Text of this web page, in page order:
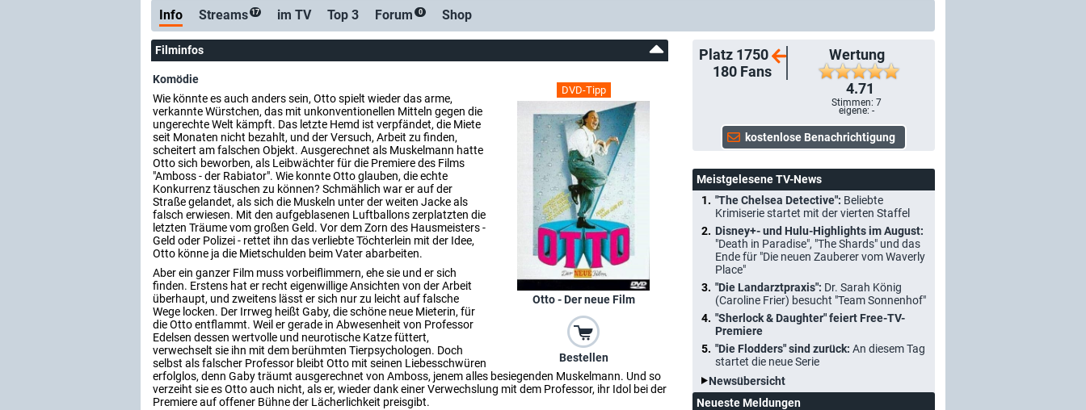
Info Streams 17 im TV Top 3 Forum 0 Shop
Platz 1750
180 Fans
Wertung
4.71
Stimmen:7
eigene: -
Filminfos
DVD-Tipp
Otto - Der neue Film
Bestellen
Komödie
Wie könnte es auch anders sein, Otto spielt wieder das arme,
verkannte Würstchen, das mit unkonventionellen Mitteln gegen die
ungerechte Welt kämpft. Das letzte Hemd ist verpfändet, die Miete
seit Monaten nicht bezahlt, und der Versuch, Arbeit zu finden,
scheitert am falschen Objekt. Ausgerechnet als Muskelmann hatte
Otto sich beworben, als Leibwächter für die Premiere des Films
"Amboss - der Rabiator". Wie konnte Otto glauben, die echte
Konkurrenz täuschen zu können? Schmählich war er auf der
Straße gelandet, als sich die Muskeln unter der weiten Jacke als
falsch erwiesen. Mit den aufgeblasenen Luftballons zerplatzten die
letzten Träume vom großen Geld. Vor dem Zorn des Hausmeisters -
Geld oder Polizei - rettet ihn das verliebte Töchterlein mit der Idee,
Otto könne ja die Mietschulden beim Vater abarbeiten.
Aber ein ganzer Film muss vorbeiflimmern, ehe sie und er sich
finden. Erstens hat er recht eigenwillige Ansichten von der Arbeit
überhaupt, und zweitens lässt er sich nur zu leicht auf falsche
Wege locken. Der Irrweg heißt Gaby, die schöne neue Mieterin, für
die Otto entflammt. Weil er gerade in Abwesenheit von Professor
Edelsen dessen wertvolle und neurotische Katze füttert,
verwechselt sie ihn mit dem berühmten Tierpsychologen. Doch
selbst als falscher Professor bleibt Otto mit seinen Liebesschwüren
erfolglos, denn Gaby träumt ausgerechnet von Amboss, jenem alles besiegenden Muskelmann. Und so
verzeiht sie es Otto auch nicht, als er, wieder dank einer Verwechslung mit dem Professor, ihr Idol bei der
Premiere auf offener Bühne der Lächerlichkeit preisgibt.
Meistgelesene TV-News
"The Chelsea Detective": Beliebte
Krimiserie startet mit der vierten Staffel
Disney+- und Hulu-Highlights im August:
"Death in Paradise", "The Shards" und das
Ende für "Die neuen Zauberer vom Waverly
Place"
"Die Landarztpraxis": Dr. Sarah König
(Caroline Frier) besucht "Team Sonnenhof"
"Sherlock & Daughter" feiert Free-TV-
Premiere
"Die Flodders" sind zurück: An diesem Tag
startet die neue Serie
Newsübersicht
Neueste Meldungen